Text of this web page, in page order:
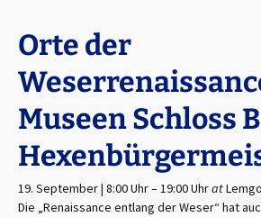
Orte der
Museen Schloss
19. September | 8:00 Uhr–19:00 UhratLemgo
Die „Renaissance entlang der Weser“ hat